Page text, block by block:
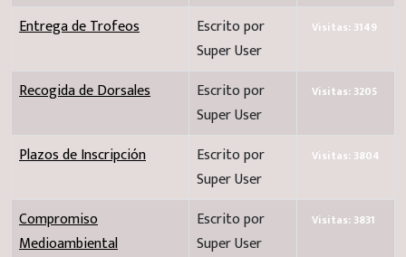
Entrega de Trofeos
Escrito por
Super User
Visitas: 3149
Recogida de Dorsales
Escrito por
Super User
Visitas: 3205
Plazos de Inscripción
Escrito por
Super User
Visitas: 3804
Compromiso
Medioambiental
Escrito por
Super User
Visitas: 3831